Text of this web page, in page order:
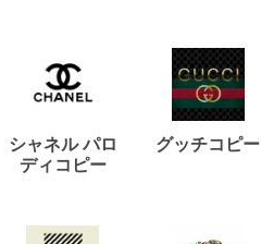
シャネル パロ
ディコピー
グッチコピー